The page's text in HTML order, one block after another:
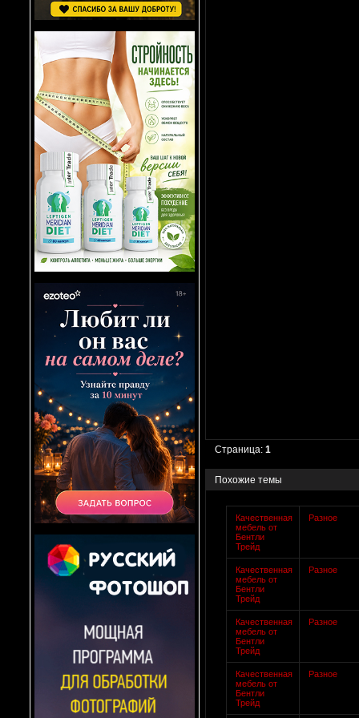
Страница:1
Похожие темы
Качественная
мебель от
Бентли
Трейд
Разное
Качественная
мебель от
Бентли
Трейд
Разное
Качественная
мебель от
Бентли
Трейд
Разное
Качественная
мебель от
Бентли
Трейд
Разное